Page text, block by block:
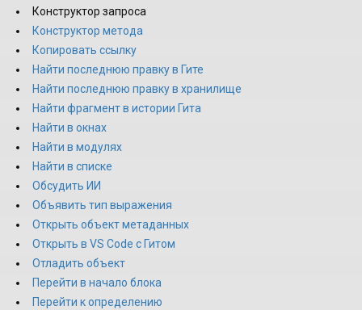
Конструктор запроса
Конструктор метода
Копировать ссылку
Найти последнюю правку в Гите
Найти последнюю правку в хранилище
Найти фрагмент в истории Гита
Найти в окнах
Найти в модулях
Найти в списке
Обсудить ИИ
Объявить тип выражения
Открыть объект метаданных
Открыть в VS Code с Гитом
Отладить объект
Перейти в начало блока
Перейти к определению